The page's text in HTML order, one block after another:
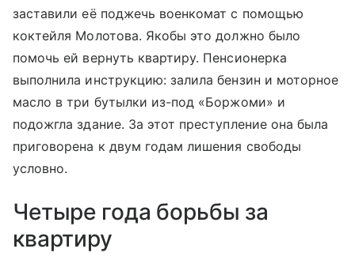
заставили её поджечь военкомат с помощью
коктейля Молотова. Якобы это должно было
помочь ей вернуть квартиру. Пенсионерка
выполнила инструкцию: залила бензин и моторное
масло в три бутылки из-под «Боржоми» и
подожгла здание. За этот преступление она была
приговорена к двум годам лишения свободы
условно.
Четыре года борьбы за
квартиру